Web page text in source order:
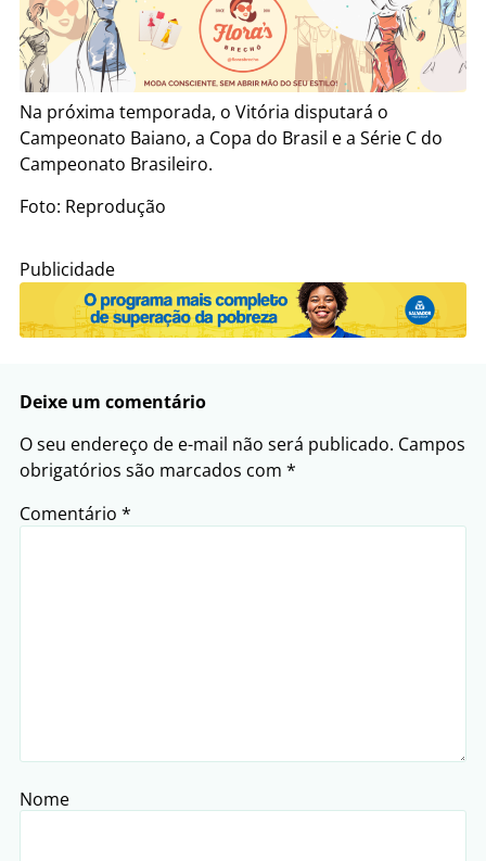
Na próxima temporada, o Vitória disputará o
Campeonato Baiano, a Copa do Brasil e a Série C do
Campeonato Brasileiro.
Foto: Reprodução
Publicidade
Deixe um comentário
O seu endereço de e-mail não será publicado. Campos
obrigatórios são marcados com *
Comentário *
Nome